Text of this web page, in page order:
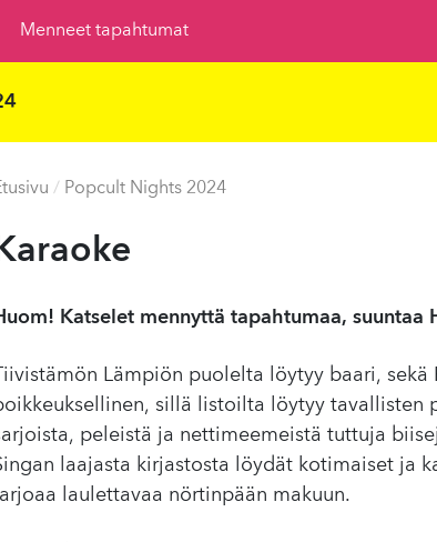
Menneet tapahtumat
/ Popcult Nights 2024
Katselet mennyttä tapahtumaa,
Tiivistämön Lämpiön puolelta löytyy baari,
sillä listoilta löytyy tavallisten
peleistä ja nettimeemeistä tuttuja
laajasta kirjastosta löydät kotimaiset ja
laulettavaa nörtinpään makuun.